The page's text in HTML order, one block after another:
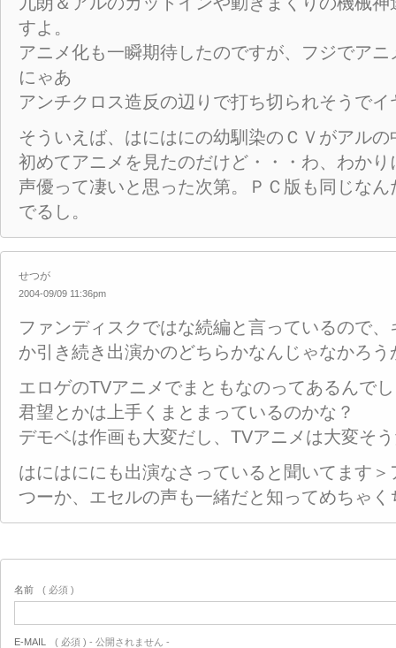
すよ。
アニメ化も一瞬期待したのですが、フジでア
にゃあ
アンチクロス造反の辺りで打ち切られそうで
そういえば、はにはにの幼馴染のＣＶがアル
初めてアニメを見たのだけど・・・わ、わかり
声優って凄いと思った次第。ＰＣ版も同じな
でるし。
せつが
2004-09/09 11:36pm
ファンディスクではな続編と言っているので
か引き続き出演かのどちらかなんじゃなかろう
エロゲのTVアニメでまともなのってあるんで
君望とかは上手くまとまっているのかな？
デモベは作画も大変だし、TVアニメは大変そ
はにはににも出演なさっていると聞いてます＞
つーか、エセルの声も一緒だと知ってめちゃ
名前 ( 必須 )
E-MAIL ( 必須 ) - 公開されません -